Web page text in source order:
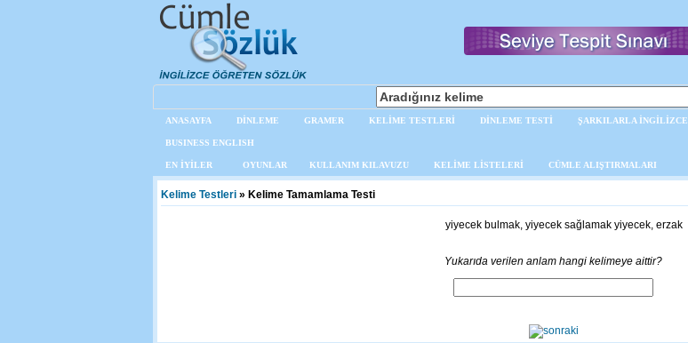
ANASAYFA DİNLEME GRAMER KELİME TESTLERİ DİNLEME TESTİ ŞARKILARLA İNGİLİZCE
BUSINESS ENGLISH
EN İYİLER OYUNLAR KULLANIM KILAVUZU KELİME LİSTELERİ CÜMLE ALIŞTIRMALARI
Kelime Testleri » Kelime Tamamlama Testi
yiyecek bulmak, yiyecek sağlamak yiyecek, erzak
Yukarıda verilen anlam hangi kelimeye aittir?